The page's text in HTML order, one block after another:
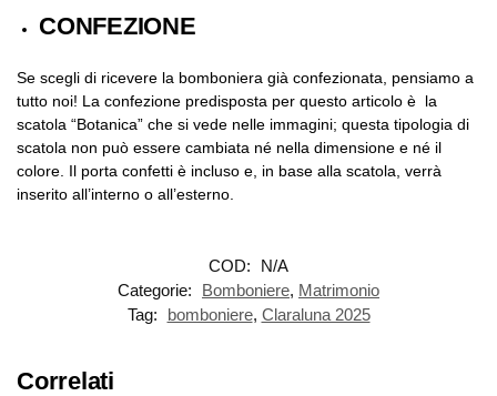
CONFEZIONE
Se scegli di ricevere la bomboniera già confezionata, pensiamo a
tutto noi! La confezione predisposta per questo articolo è la
scatola “Botanica” che si vede nelle immagini; questa tipologia di
scatola non può essere cambiata né nella dimensione e né il
colore. Il porta confetti è incluso e, in base alla scatola, verrà
inserito all’interno o all’esterno.
COD:
N/A
Categorie:
Bomboniere, Matrimonio
Tag:
bomboniere, Claraluna 2025
Correlati